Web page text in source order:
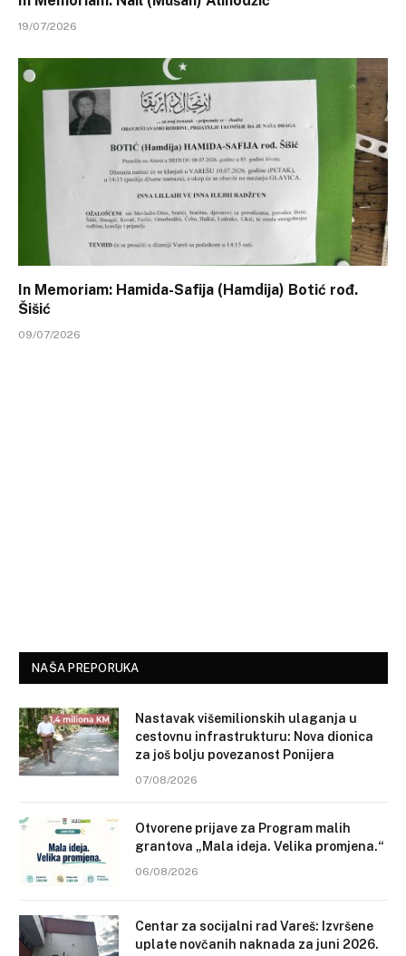
19/07/2026
In Memoriam: Hamida-Safija (Hamdija) Botić rođ.
Šišić
09/07/2026
NAŠA PREPORUKA
Nastavak višemilionskih ulaganja u
cestovnu infrastrukturu: Nova dionica
za još bolju povezanost Ponijera
07/08/2026
Otvorene prijave za Program malih
grantova „Mala ideja. Velika promjena.“
06/08/2026
Centar za socijalni rad Vareš: Izvršene
uplate novčanih naknada za juni 2026.